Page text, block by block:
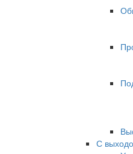
С